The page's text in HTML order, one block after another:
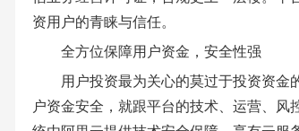
资用户的青睐与信任。
全方位保障用户资金，安全性强
用户投资最为关心的莫过于投资资金
户资金安全，就跟平台的技术、运营、